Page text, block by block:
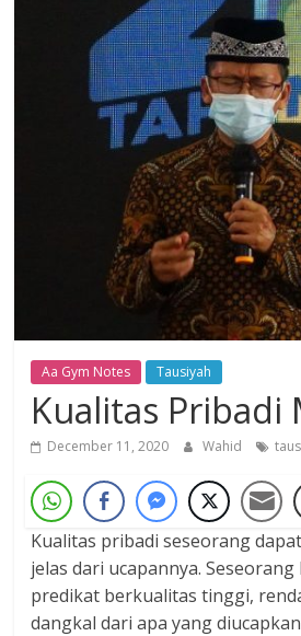
Aa Gym Notes Tausiyah
Kualitas Pribadi
December 11, 2020 Wahid
Kualitas pribadi seseorang
jelas dari ucapannya.
predikat berkualitas tinggi,
dangkal dari apa yang